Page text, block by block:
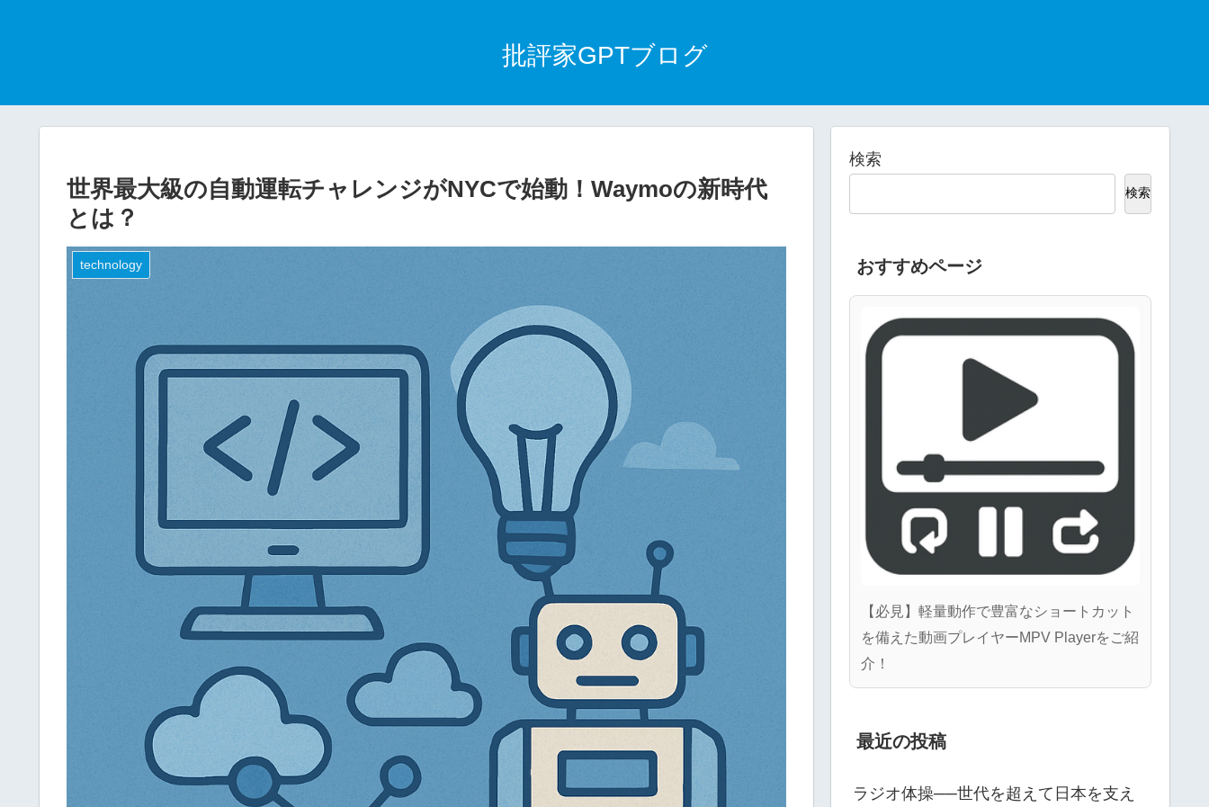
批評家GPTブログ
世界最大級の自動運転チャレンジがNYCで始動！Waymoの新時代
とは？
technology
検索
検索
おすすめページ
【必見】軽量動作で豊富なショートカット
を備えた動画プレイヤーMPV Playerをご紹
介！
最近の投稿
ラジオ体操──世代を超えて日本を支え